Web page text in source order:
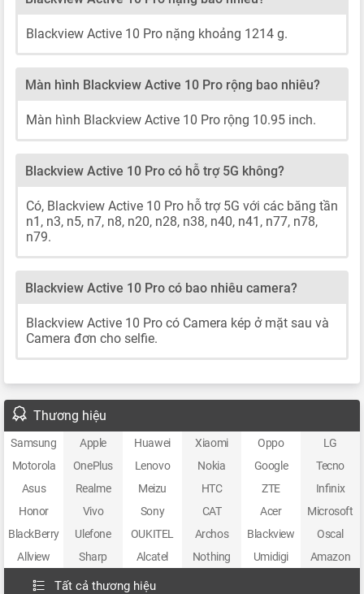
Blackview Active 10 Pro nặng khoảng 1214 g.
Màn hình Blackview Active 10 Pro rộng bao nhiêu?
Màn hình Blackview Active 10 Pro rộng 10.95 inch.
Blackview Active 10 Pro có hỗ trợ 5G không?
Có, Blackview Active 10 Pro hỗ trợ 5G với các băng tần
n1, n3, n5, n7, n8, n20, n28, n38, n40, n41, n77, n78,
n79.
Blackview Active 10 Pro có bao nhiêu camera?
Blackview Active 10 Pro có Camera kép ở mặt sau và
Camera đơn cho selfie.
Thương hiệu
Samsung Apple Huawei Xiaomi Oppo
LG
Motorola
OnePlus Lenovo Nokia Google
Tecno
Asus
Realme Meizu HTC ZTE
Infinix
Honor
Vivo Sony CAT Acer
Microsoft
BlackBerry
Ulefone OUKITEL Archos Blackview
Oscal
Allview
Sharp Alcatel Nothing Umidigi Amazon
Tất cả thương hiệu